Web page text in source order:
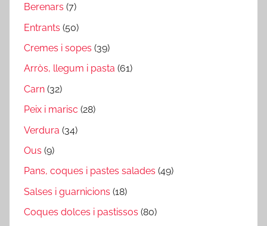
Berenars (7)
Entrants (50)
Cremes i sopes (39)
Arròs, llegum i pasta (61)
Carn (32)
Peix i marisc (28)
Verdura (34)
Ous (9)
Pans, coques i pastes salades (49)
Salses i guarnicions (18)
Coques dolces i pastissos (80)